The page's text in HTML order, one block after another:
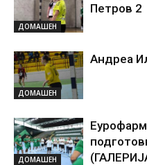
ДОМАШЕН
Петров 2
ДОМАШЕН
Андреа
ДОМАШЕН